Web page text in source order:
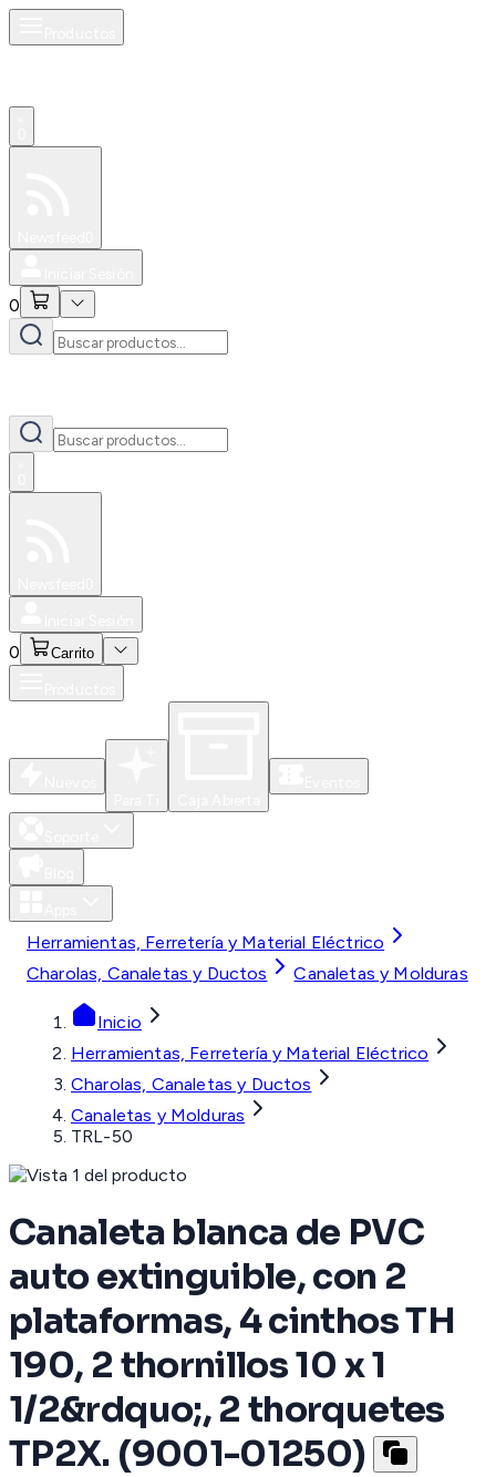
0
0 Carrito
Herramientas, Ferretería y Material Eléctrico
Charolas, Canaletas y Ductos
Canaletas y Molduras
Inicio
Herramientas, Ferretería y Material Eléctrico
Charolas, Canaletas y Ductos
Canaletas y Molduras
TRL-50
Canaleta blanca de PVC
auto extinguible, con 2
plataformas, 4 cinthos TH
190, 2 thornillos 10 x 1
1/2&rdquo;, 2 thorquetes
TP2X. (9001-01250)